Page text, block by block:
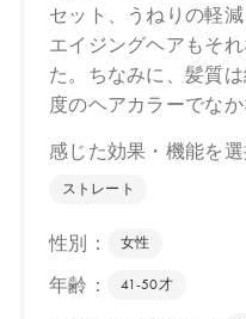
※店舗での取り扱いや詳しい
お問い合わせください。
※発売日は予告なく変更する
ださい。
商品によっては、お届けまで
ので予めご了承ください。
ございます。
●パッケージのリニューアル
異なる場合がございます。